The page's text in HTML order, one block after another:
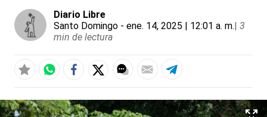
Diario Libre
Santo Domingo - ene. 14, 2025 | 12:01 a. m.| 3
min de lectura